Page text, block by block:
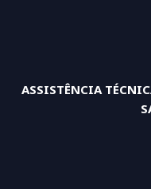
ASSISTÊNCIA